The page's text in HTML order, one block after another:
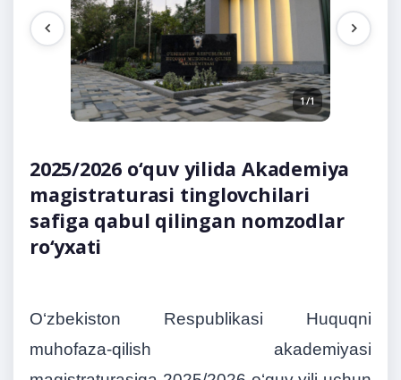
1/1
2025/2026 o‘quv yilida Akademiya
magistraturasi tinglovchilari
safiga qabul qilingan nomzodlar
ro‘yxati
O‘zbekiston Respublikasi Huquqni
muhofaza-qilish akademiyasi